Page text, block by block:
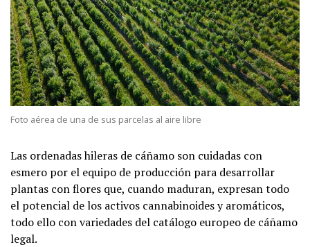
Foto aérea de una de sus parcelas al aire libre
Las ordenadas hileras de cáñamo son cuidadas con
esmero por el equipo de producción para desarrollar
plantas con flores que, cuando maduran, expresan todo
el potencial de los activos cannabinoides y aromáticos,
todo ello con variedades del catálogo europeo de cáñamo
legal.